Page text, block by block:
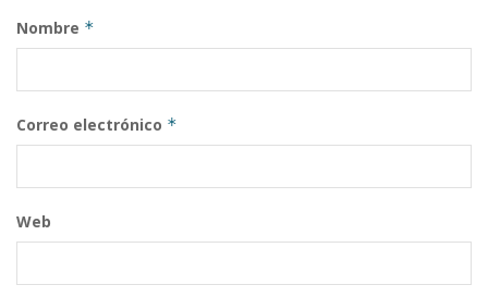
Nombre *
Correo electrónico *
Web